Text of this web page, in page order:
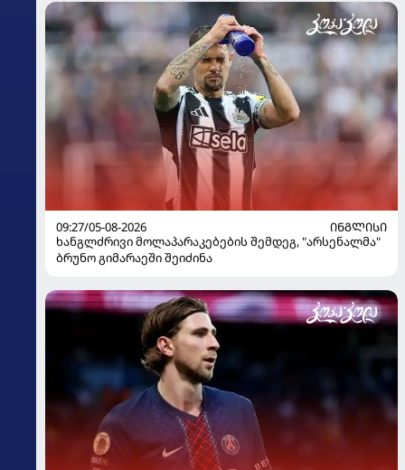
09:27/05-08-2026
ᲘᲜᲒᲚᲘᲡᲘ
ხანგლძრივი მოლაპარაკებების შემდეგ, "არსენალმა"
ბრუნო გიმარაეში შეიძინა